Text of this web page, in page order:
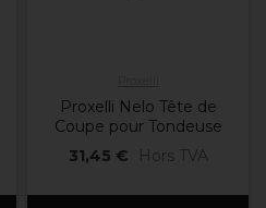
Proxelli Nelo Tête de
Coupe pour Tondeuse
31,45 €
Hors TVA